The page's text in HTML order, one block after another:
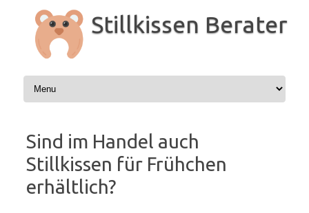
Inhalt
springen
Stillkissen Berater
Sind im Handel auch
Stillkissen für Frühchen
erhältlich?